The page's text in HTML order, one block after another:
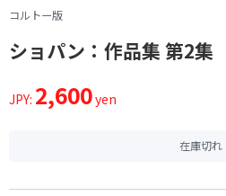
コルトー版
ショパン：作品集 第2集
JPY: 2,600yen
在庫切れ